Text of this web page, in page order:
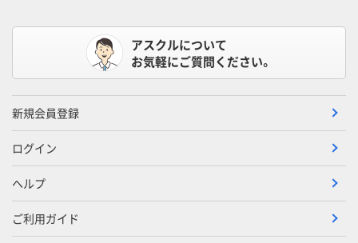
アスクルについて
お気軽にご質問ください。
新規会員登録
ログイン
ヘルプ
ご利用ガイド